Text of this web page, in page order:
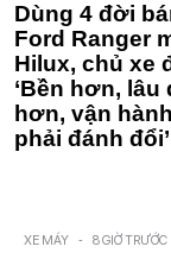
Dùng 4 đời
Ford Ranger
Hilux, chủ xe
‘Bền hơn, lâu
hơn, vận
phải đánh đổi’
XE MÁY - 8 GIỜ TRƯỚC